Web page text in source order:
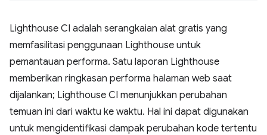
Lighthouse CI adalah serangkaian alat gratis yang
memfasilitasi penggunaan Lighthouse untuk
pemantauan performa. Satu laporan Lighthouse
memberikan ringkasan performa halaman web saat
dijalankan; Lighthouse CI menunjukkan perubahan
temuan ini dari waktu ke waktu. Hal ini dapat digunakan
untuk mengidentifikasi dampak perubahan kode tertentu